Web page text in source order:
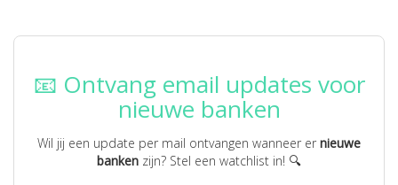
📧 Ontvang email updates voor
nieuwe banken
Wil jij een update per mail ontvangen wanneer er nieuwe
banken zijn? Stel een watchlist in! 🔍